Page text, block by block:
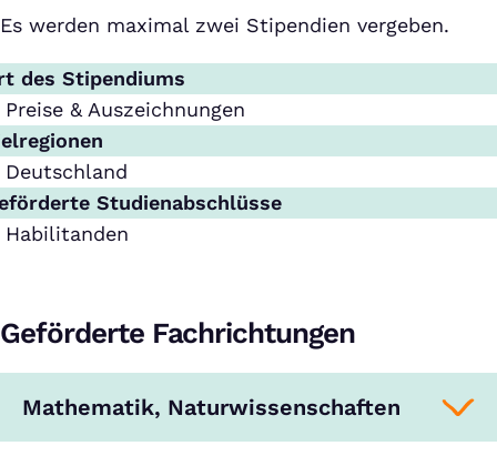
Es werden maximal zwei Stipendien vergeben.
des Stipendiums
Preise & Auszeichnungen
Deutschland
Studienabschlüsse
Habilitanden
Geförderte Fachrichtungen
Mathematik, Naturwissenschaften